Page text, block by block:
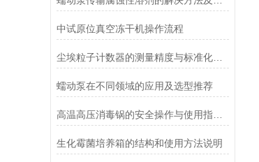
中试原位真空冻干机操作流程
尘埃粒子计数器的测量精度与标准化方法
蠕动泵在不同领域的应用及选型推荐
高温高压消毒锅的安全操作与使用指南说明
生化霉菌培养箱的结构和使用方法说明